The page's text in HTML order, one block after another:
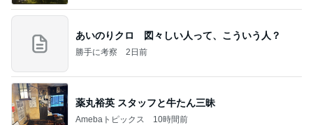
あいのりクロ 図々しい人って、こういう人？
勝手に考察 2日前
薬丸裕英 スタッフと牛たん三昧
Amebaトピックス 10時間前